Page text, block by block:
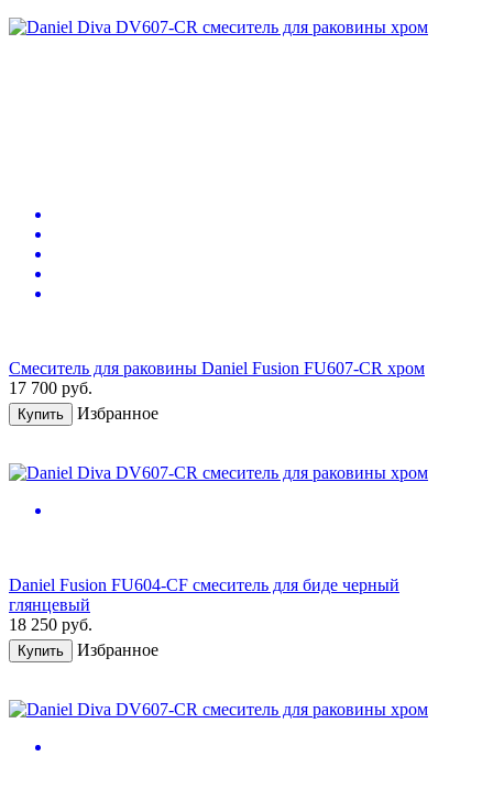
Смеситель для раковины Daniel Fusion FU607-CR хром
17 700 руб.
Купить Избранное
Daniel Fusion FU604-CF смеситель для биде черный
глянцевый
18 250 руб.
Купить Избранное